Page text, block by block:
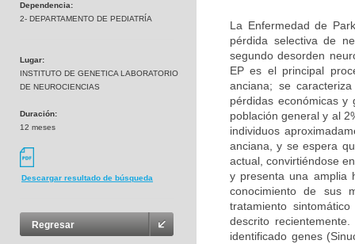
Dependencia:
2- DEPARTAMENTO DE PEDIATRÍA
Lugar:
INSTITUTO DE GENETICA LABORATORIO
DE NEUROCIENCIAS
Duración:
12 meses
Descargar resultado de búsqueda
Regresar
La Enfermedad de
pérdida selectiva de
segundo desorden
EP es el principal
anciana; se
pérdidas económicas y
población general y al
individuos
anciana, y se espera
actual, convirtiéndose
y presenta una amplia
conocimiento de sus
tratamiento
descrito
identificado genes